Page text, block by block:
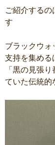
ご紹介する
す
ブラックウォ
支持を集める
「黒の見張
ていた伝統的